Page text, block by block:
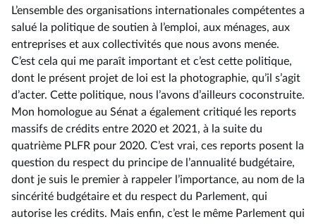
L’ensemble des organisations internationales compétentes a
salué la politique de soutien à l’emploi, aux ménages, aux
entreprises et aux collectivités que nous avons menée.
C’est cela qui me paraît important et c’est cette politique,
dont le présent projet de loi est la photographie, qu’il s’agit
d’acter. Cette politique, nous l’avons d’ailleurs coconstruite.
Mon homologue au Sénat a également critiqué les reports
massifs de crédits entre 2020 et 2021, à la suite du
quatrième PLFR pour 2020. C’est vrai, ces reports posent la
question du respect du principe de l’annualité budgétaire,
dont je suis le premier à rappeler l’importance, au nom de la
sincérité budgétaire et du respect du Parlement, qui
autorise les crédits. Mais enfin, c’est le même Parlement qui